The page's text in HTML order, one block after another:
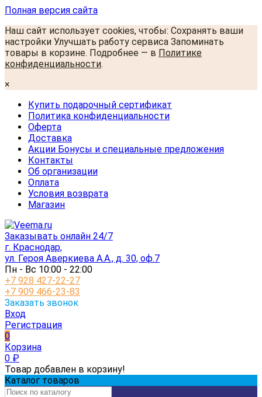
Полная версия сайта
Наш сайт использует cookies, чтобы: Сохранять ваши
настройки Улучшать работу сервиса Запоминать
товары в корзине. Подробнее — в Политике
конфиденциальности.
×
Купить подарочный сертификат
Политика конфиденциальности
Оферта
Доставка
Акции Бонусы и специальные предложения
Контакты
Об организации
Оплата
Условия возврата
Магазин
Заказывать онлайн 24/7
г. Краснодар,
ул. Героя Аверкиева А.А., д. 30, оф.7
Пн - Вс 10:00 - 22:00
+7 928 427-22-27
+7 909 466-23-83
Заказать звонок
Вход
Регистрация
0
Корзина
0 ₽
Товар добавлен в корзину!
Каталог товаров